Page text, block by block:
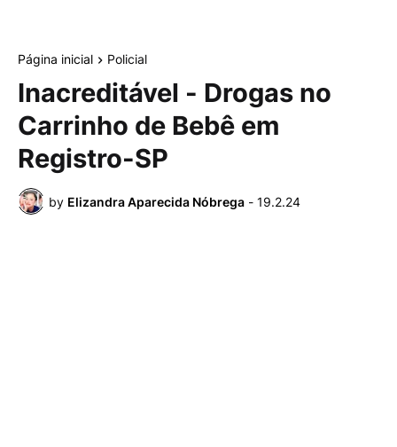
Página inicial Policial
Inacreditável - Drogas no
Carrinho de Bebê em
Registro-SP
by Elizandra Aparecida Nóbrega - 19.2.24